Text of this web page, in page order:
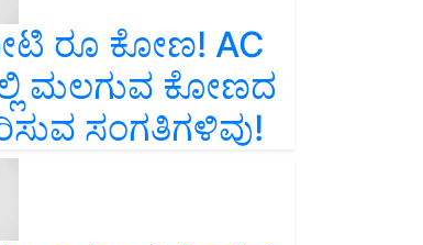
ರೂ ಕೋಣ! AC
ಮಲಗುವ ಕೋಣದ
ಸಂಗತಿಗಳಿವು!